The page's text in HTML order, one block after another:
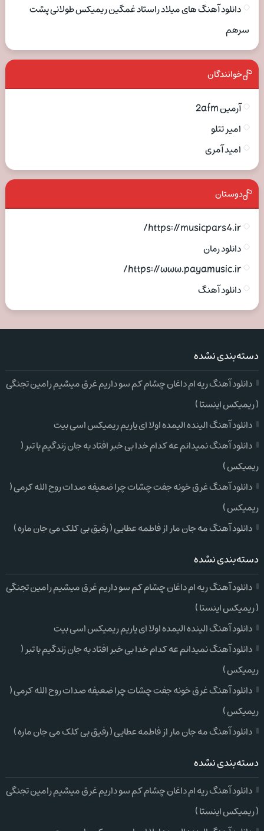
دانلود آهنگ های میلاد راستاد غمگین ریمیکس طولانی پشت
سرهم
خوانندگان
آرمین 2afm
امیر تتلو
امید آمری
دوستان
https://musicpars4.ir/
دانلود رمان
https://www.payamusic.ir/
دانلود آهنگ
دسته‌بندی نشده
دانلود آهنگ ریه ام داغان چشام کم سو داریم غرق میشیم رامین تجنگی
( ریمیکس اینستا )
دانلود آهنگ الینده الیمده اولا ای یاریم ریمیکس اسی بیت
دانلود آهنگ نمیدانم عه کدام خدا بی خبر افتاد به جان زندگیم با تبر (
ریمیکس )
دانلود آهنگ غرق خونه جفت چشات چرا ضعیفه صدات روح الله کرمی (
ریمیکس )
دانلود آهنگ مه جان مار از فاطمه عطایی ( رفیق بی کلک می جان ماره )
دسته‌بندی نشده
دانلود آهنگ ریه ام داغان چشام کم سو داریم غرق میشیم رامین تجنگی
( ریمیکس اینستا )
دانلود آهنگ الینده الیمده اولا ای یاریم ریمیکس اسی بیت
دانلود آهنگ نمیدانم عه کدام خدا بی خبر افتاد به جان زندگیم با تبر (
ریمیکس )
دانلود آهنگ غرق خونه جفت چشات چرا ضعیفه صدات روح الله کرمی (
ریمیکس )
دانلود آهنگ مه جان مار از فاطمه عطایی ( رفیق بی کلک می جان ماره )
دسته‌بندی نشده
دانلود آهنگ ریه ام داغان چشام کم سو داریم غرق میشیم رامین تجنگی
( ریمیکس اینستا )